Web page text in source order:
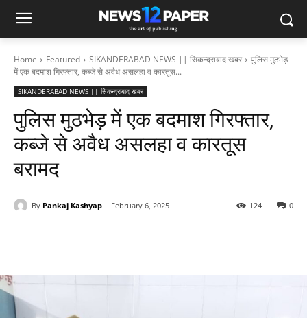
Home Featured SIKANDERABAD NEWS || सिकन्द्राबाद खबर
पुलिस मुठभेड़
में एक बदमाश गिरफ्तार, कब्जे से अवैध असलहा व कारतूस...
SIKANDERABAD NEWS || सिकन्द्राबाद खबर
पुलिस मुठभेड़ में एक बदमाश गिरफ्तार,
कब्जे से अवैध असलहा व कारतूस
बरामद
By Pankaj Kashyap February 6, 2025 0
124